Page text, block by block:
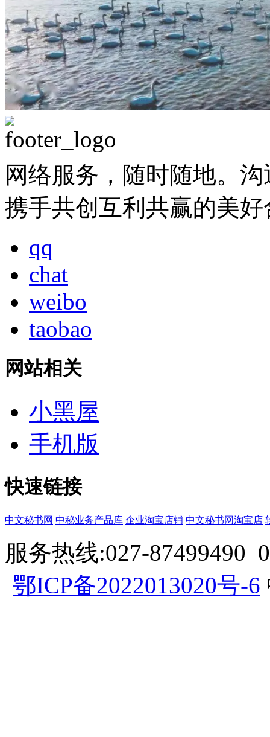
网络服务，随时随地。
携手共创互利共赢的美好
qq
chat
weibo
taobao
网站相关
小黑屋
手机版
快速链接
中文秘书网 中秘业务产品库 企业淘宝店铺 中文秘书网淘宝店
服务热线:027-87499490
鄂ICP备2022013020号-6